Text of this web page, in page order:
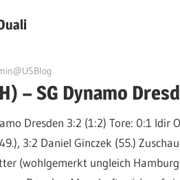
– SG Dynamo
Dresden 3:2 (1:2) Tore: 0:1
3:2 Daniel Ginczek (55.)
(wohlgemerkt ungleich